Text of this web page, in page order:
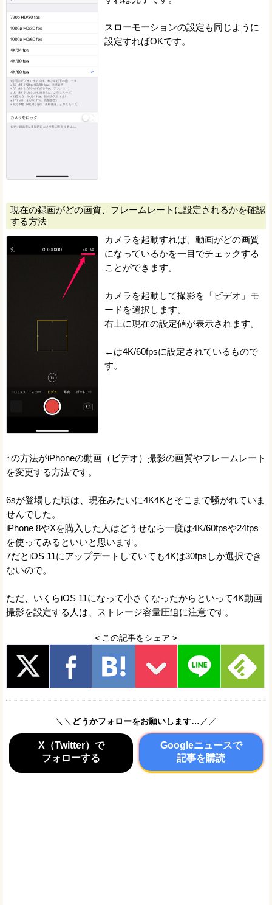
スローモーションの設定も同じように
設定すればOKです。
現在の録画がどの画質、フレームレートに設定されるかを確認
する方法
カメラを起動すれば、動画がどの画質
になっているかを一目でチェックする
ことができます。
カメラを起動して撮影を「ビデオ」モ
ードを選択します。
右上に現在の設定値が表示されます。
←は4K/60fpsに設定されているもので
す。
↑の方法がiPhoneの動画（ビデオ）撮影の画質やフレームレート
を変更する方法です。
6sが登場した頃は、現在みたいに4K4Kとそこまで騒がれていま
せんでした。
iPhone 8やXを購入した人はどうせなら一度は4K/60fpsや24fps
を使ってみるといいと思います。
7だとiOS 11にアップデートしていても4Kは30fpsしか選択でき
ないので。
ただ、いくらiOS 11になって小さくなったからといって4K動画
撮影を設定する人は、ストレージ容量圧迫に注意です。
< この記事をシェア >
＼＼ どうかフォローをお願いします… ／／
X（Twitter）で
フォローする
Googleニュースで
記事を購読